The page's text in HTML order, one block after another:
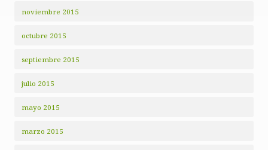
noviembre 2015
octubre 2015
septiembre 2015
julio 2015
mayo 2015
marzo 2015